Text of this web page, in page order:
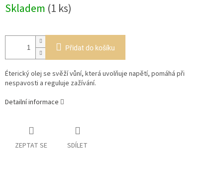
cena:
Skladem (1 ks)
Přidat do košíku
Éterický olej se svěží vůní, která uvolňuje napětí, pomáhá při
nespavosti a reguluje zažívání.
Detailní informace
ZEPTAT SE SDÍLET